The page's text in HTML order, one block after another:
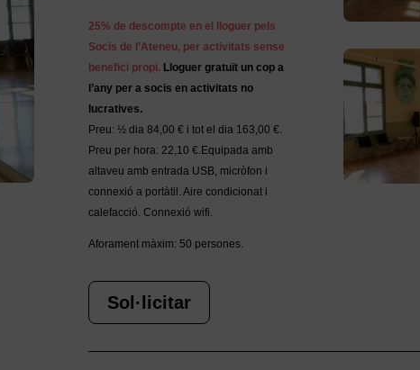
25% de descompte en el lloguer pels
Socis de l’Ateneu, per activitats sense
benefici propi.Lloguer gratuït un cop a
l’any per a socis en activitats no
lucratives.
Preu: ½ dia 84,00 € i tot el dia 163,00 €.
Preu per hora: 22,10 €.Equipada amb
altaveu amb entrada USB, micròfon i
connexió a portàtil. Aire condicionat i
calefacció. Connexió wifi.
Aforament màxim: 50 persones.
Sol·licitar